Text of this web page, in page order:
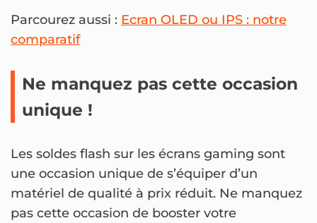
Parcourez aussi : Ecran OLED ou IPS : notre
comparatif
Ne manquez pas cette occasion
unique !
Les soldes flash sur les écrans gaming sont
une occasion unique de s’équiper d’un
matériel de qualité à prix réduit. Ne manquez
pas cette occasion de booster votre